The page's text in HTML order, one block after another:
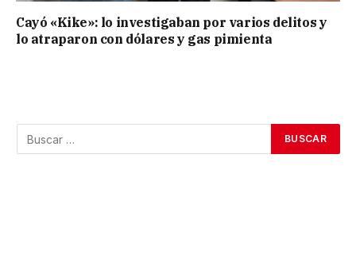
Cayó «Kike»: lo investigaban por varios delitos y
lo atraparon con dólares y gas pimienta